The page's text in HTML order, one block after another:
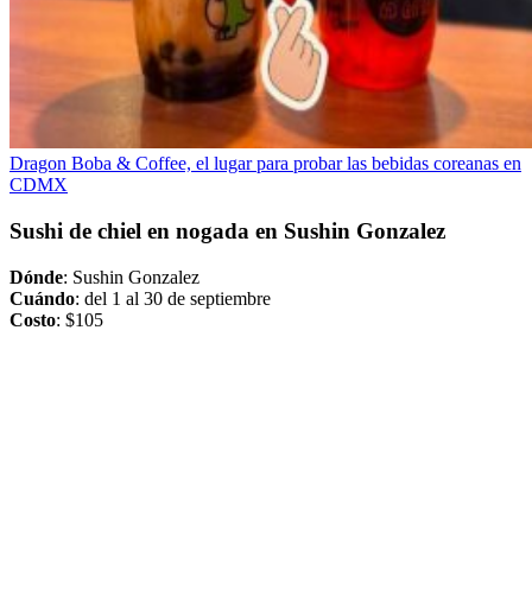
Dragon Boba & Coffee, el lugar para probar las bebidas coreanas en
CDMX
Sushi de chiel en nogada en Sushin Gonzalez
Dónde: Sushin Gonzalez
Cuándo: del 1 al 30 de septiembre
Costo: $105